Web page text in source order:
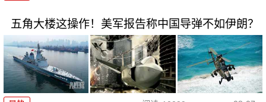
五角大楼这操作！美军报告称中国导弹不如伊朗？